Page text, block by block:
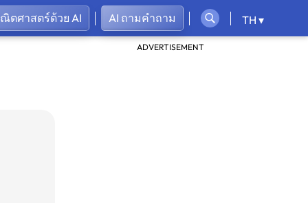
ตศาสตร์ด้วย AI AI ถามคำถาม TH ▾
ADVERTISEMENT